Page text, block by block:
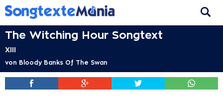
The Witching Hour Songtext
XIII
von Bloody Banks Of The Swan